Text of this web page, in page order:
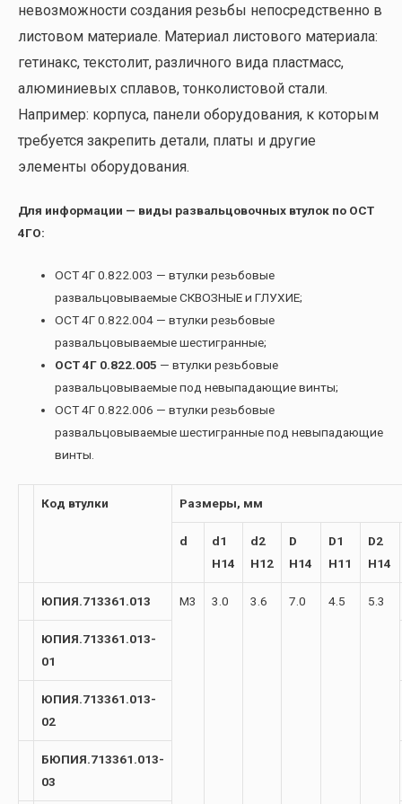
невозможности создания резьбы непосредственно в
листовом материале. Материал листового материала:
гетинакс, текстолит, различного вида пластмасс,
алюминиевых сплавов, тонколистовой стали.
Например: корпуса, панели оборудования, к которым
требуется закрепить детали, платы и другие
элементы оборудования.
Для информации — виды развальцовочных втулок по ОСТ
4ГО:
ОСТ 4Г 0.822.003 — втулки резьбовые
развальцовываемые СКВОЗНЫЕ и ГЛУХИЕ;
ОСТ 4Г 0.822.004 — втулки резьбовые
развальцовываемые шестигранные;
ОСТ 4Г 0.822.005 — втулки резьбовые
развальцовываемые под невыпадающие винты;
ОСТ 4Г 0.822.006 — втулки резьбовые
развальцовываемые шестигранные под невыпадающие
винты.
Код втулки Размеры, мм
d
d1
H14
d2
H12
D
H14
D1
H11
D2
H14
ЮПИЯ.713361.013 М3 3.0 3.6 7.0 4.5 5.3
ЮПИЯ.713361.013-
01
ЮПИЯ.713361.013-
02
БЮПИЯ.713361.013-
03